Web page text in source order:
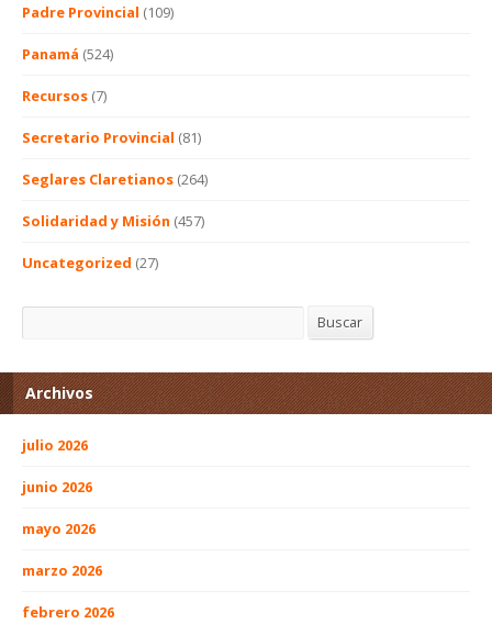
Padre Provincial (109)
Panamá (524)
Recursos (7)
Secretario Provincial (81)
Seglares Claretianos (264)
Solidaridad y Misión (457)
Uncategorized (27)
Buscar
Archivos
julio 2026
junio 2026
mayo 2026
marzo 2026
febrero 2026